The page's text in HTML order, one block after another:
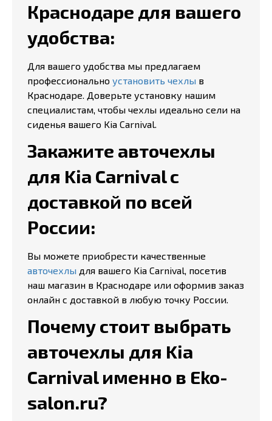
Краснодаре для вашего
удобства:
Для вашего удобства мы предлагаем
профессионально установить чехлы в
Краснодаре. Доверьте установку нашим
специалистам, чтобы чехлы идеально сели на
сиденья вашего Kia Carnival.
Закажите авточехлы
для Kia Carnival с
доставкой по всей
России:
Вы можете приобрести качественные
авточехлы для вашего Kia Carnival, посетив
наш магазин в Краснодаре или оформив заказ
онлайн с доставкой в любую точку России.
Почему стоит выбрать
авточехлы для Kia
Carnival именно в Eko-
salon.ru?